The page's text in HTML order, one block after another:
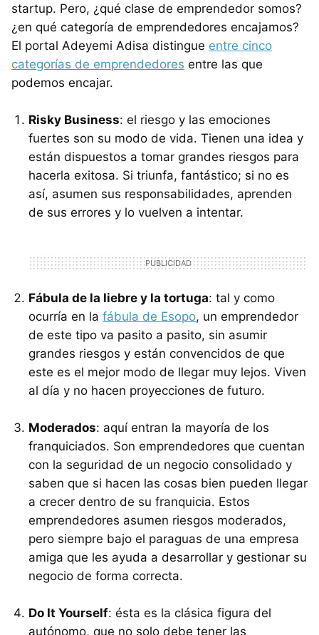
startup. Pero, ¿qué clase de emprendedor somos?
¿en qué categoría de emprendedores encajamos?
El portal Adeyemi Adisa distingue entre cinco
categorías de emprendedores entre las que
podemos encajar.
Risky Business: el riesgo y las emociones
fuertes son su modo de vida. Tienen una idea y
están dispuestos a tomar grandes riesgos para
hacerla exitosa. Si triunfa, fantástico; si no es
así, asumen sus responsabilidades, aprenden
de sus errores y lo vuelven a intentar.
Fábula de la liebre y la tortuga: tal y como
ocurría en la fábula de Esopo, un emprendedor
de este tipo va pasito a pasito, sin asumir
grandes riesgos y están convencidos de que
este es el mejor modo de llegar muy lejos. Viven
al día y no hacen proyecciones de futuro.
Moderados: aquí entran la mayoría de los
franquiciados. Son emprendedores que cuentan
con la seguridad de un negocio consolidado y
saben que si hacen las cosas bien pueden llegar
a crecer dentro de su franquicia. Estos
emprendedores asumen riesgos moderados,
pero siempre bajo el paraguas de una empresa
amiga que les ayuda a desarrollar y gestionar su
negocio de forma correcta.
Do It Yourself: ésta es la clásica figura del
autónomo, que no solo debe tener las